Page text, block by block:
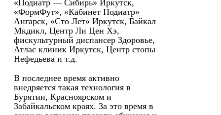
«Подиатр — Сибирь» Иркутск,
«ФормФут», «Кабинет Подиатр»
Ангарск, «Сто Лет» Иркутск, Байкал
Мкдикл, Центр Ли Цен Хэ,
фискультурный диспансер Здоровье,
Атлас клиник Иркутск, Центр стопы
Нефедьева и т.д.
В последнее время активно
внедряется такая технология в
Бурятии, Красноярском и
Забайкальском краях. За это время в